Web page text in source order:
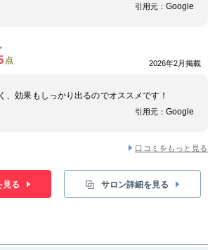
引用元： Google
点 2026年2月掲載
、効果もしっかり出るのでオススメです！
引用元： Google
口コミをもっと見る
見る サロン詳細を見る